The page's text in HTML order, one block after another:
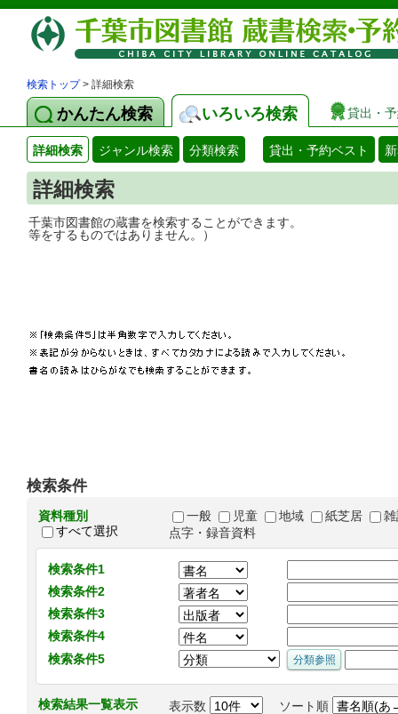
検索トップ> 詳細検索
かんたん検索 いろいろ検索 貸出・
詳細検索 ジャンル検索 分類検索 貸出・予約ベスト
詳細検索
千葉市図書館の蔵書を検索することがで
等をするものではありません。）
検索条件
資料種別
すべて選択
一般 児童 地域 紙芝居
点字・録音資料
検索条件1
検索条件2
検索条件3
検索条件4
検索条件5
検索結果一覧表示 表示数 ソート順